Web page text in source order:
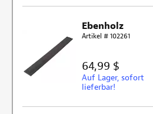
Ebenholz
Artikel # 102261
64,99 $
Auf Lager, sofort
lieferbar!